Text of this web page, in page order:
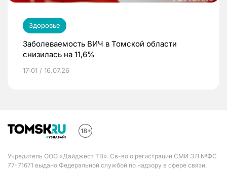
Здоровье
Заболеваемость ВИЧ в Томской области
снизилась на 11,6%
17:01 / 16.07.26
Учредитель ООО «Дайджест ТВ». Св-во о регистрации СМИ ЭЛ №ФС
77-71671 выдано Федеральной службой по надзору в сфере связи,